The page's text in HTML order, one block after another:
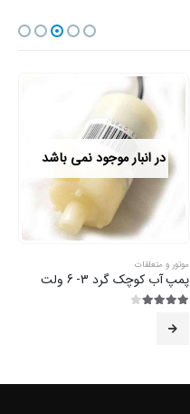
در انبار موجود نمی باشد
موتور و متعلقات
پمپ آب کوچک گرد 3- 6 ولت